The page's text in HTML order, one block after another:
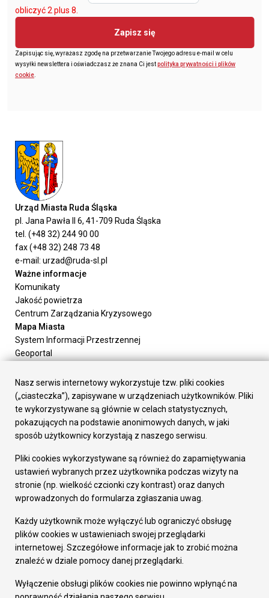
obliczyć 2 plus 8.
Zapisz się
Zapisując się, wyrażasz zgodę na przetwarzanie Twojego adresu e-mail w celu
wysyłki newslettera i oświadczasz że znana Ci jestpolityka prywatności i plików
cookie
Urząd Miasta Ruda Śląska
pl. Jana Pawła II 6, 41-709 Ruda Śląska
tel. (+48 32) 244 90 00
fax (+48 32) 248 73 48
e-mail: urzad@ruda-sl.pl
Ważne informacje
Komunikaty
Jakość powietrza
Centrum Zarządzania Kryzysowego
Mapa Miasta
System Informacji Przestrzennej
Geoportal
Załatw sprawę
Prezydent Miasta
Rada Miasta
Wydziały
Elektroniczna Skrzynka Podawcza
Gospodarka
Fundusze europejskie
Środki krajowe
Oferty inwestycyjne
Pozostałe
Deklaracja dostępności
Dane osobowe
Dodaj opinię o witrynie
Nasz serwis internetowy wykorzystuje tzw. pliki cookies
(„ciasteczka”), zapisywane w urządzeniach użytkowników. Pliki
te wykorzystywane są głównie w celach statystycznych,
pokazujących na podstawie anonimowych danych, w jaki
sposób użytkownicy korzystają z naszego serwisu.
Pliki cookies wykorzystywane są również do zapamiętywania
ustawień wybranych przez użytkownika podczas wizyty na
stronie (np. wielkość czcionki czy kontrast) oraz danych
wprowadzonych do formularza zgłaszania uwag.
Każdy użytkownik może wyłączyć lub ograniczyć obsługę
plików cookies w ustawieniach swojej przeglądarki
internetowej. Szczegółowe informacje jak to zrobić można
znaleźć w dziale pomocy danej przeglądarki.
Wyłączenie obsługi plików cookies nie powinno wpłynąć na